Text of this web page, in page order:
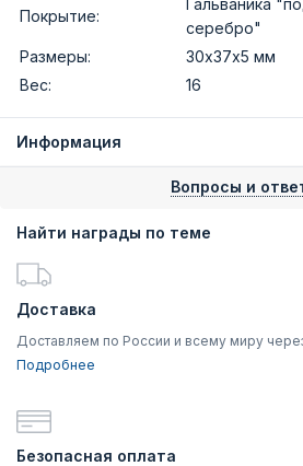
Покрытие:
серебро"
Размеры:
30х37х5 мм
Вес:
16
Информация
Вопросы и
Найти награды по теме
Доставка
Доставляем по России и всему миру
Подробнее
Безопасная оплата